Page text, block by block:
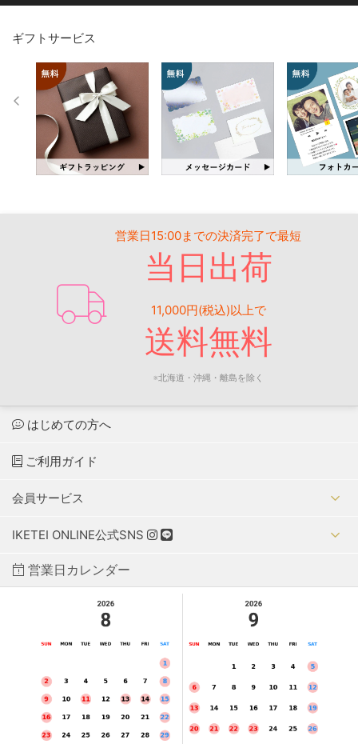
ギフトサービス
営業日15:00までの決済完了で最短
当日出荷
11,000円(税込)以上で
送料無料
※北海道・沖縄・離島を除く
はじめての方へ
ご利用ガイド
会員サービス
IKETEI ONLINE公式SNS
営業日カレンダー